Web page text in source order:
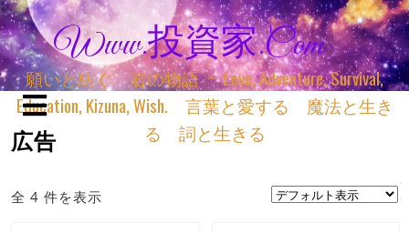
Www.投資家.com
願いと紡ぐ 君の物語 ＊ Love, Adventure, Survival,
Education, Kizuna, Wish. 言葉と愛する 魔法と生き
る 詞と生きる
広告
全 4 件を表示